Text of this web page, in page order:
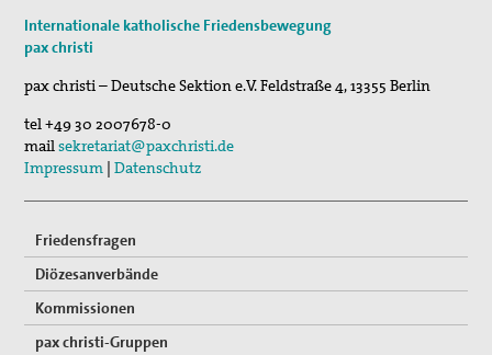
pc bewegt - Gräber erzählen
Schweige und höre...
Internationale katholische Friedensbewegung
pax christi
pax christi – Deutsche Sektion e.V.Feldstraße 4,13355 Berlin
tel+49 30 2007678-0
mailsekretariat@paxchristi.de
Impressum |Datenschutz
Friedensfragen
Diözesanverbände
Kommissionen
pax christi-Gruppen